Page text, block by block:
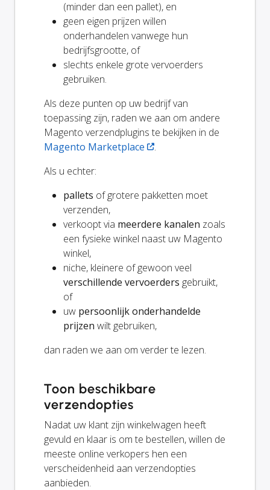
(minder dan een pallet), en
geen eigen prijzen willen
onderhandelen vanwege hun
bedrijfsgrootte, of
slechts enkele grote vervoerders
gebruiken.
Als deze punten op uw bedrijf van
toepassing zijn, raden we aan om andere
Magento verzendplugins te bekijken in de
Magento Marketplace
.
Als u echter:
pallets of grotere pakketten moet
verzenden,
verkoopt via meerdere kanalen zoals
een fysieke winkel naast uw Magento
winkel,
niche, kleinere of gewoon veel
verschillende vervoerders gebruikt,
of
uw persoonlijk onderhandelde
prijzen wilt gebruiken,
dan raden we aan om verder te lezen.
Toon beschikbare
verzendopties
Nadat uw klant zijn winkelwagen heeft
gevuld en klaar is om te bestellen, willen de
meeste online verkopers hen een
verscheidenheid aan verzendopties
aanbieden.